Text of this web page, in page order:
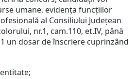
umane, evidenţa funcţiilor
al Consiliului Judeţean
nr.1, cam.110, et.IV, până
un dosar de înscriere cuprinzând
identitate;